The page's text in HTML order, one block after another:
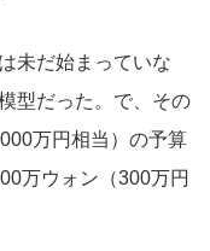
未だ始まっていな
型だった。で、その
万円相当）の予算
万ウォン（300万円